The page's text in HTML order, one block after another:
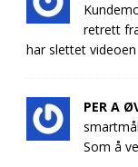
retrett
har slettet videoen
PER A
Som å